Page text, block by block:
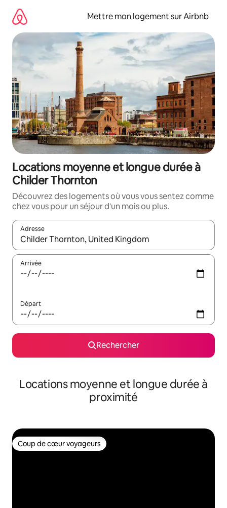
directement
contenu
Mettre mon logement sur Airbnb
Locations moyenne et longue durée à
Childer Thornton
Découvrez des logements où vous vous sentez comme
chez vous pour un séjour d'un mois ou plus.
Adresse
Lorsque les résultats s'affichent, utilisez les flèches vers le
Arrivée
Départ
Rechercher
Locations moyenne et longue durée à
proximité
Coup de cœur voyageurs
Coup de cœur voyageurs